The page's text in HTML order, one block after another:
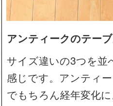
アンティークのテー
サイズ違いの3つを並
感じです。アンティ
でもちろん経年変化